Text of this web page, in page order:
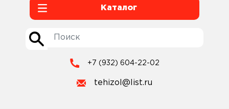
Каталог
+7 (932) 604-22-02
tehizol@list.ru